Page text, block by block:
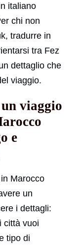
italiano
chi non
tradurre in
tra Fez
dettaglio che
viaggio.
viaggio
e
Marocco
un
i dettagli:
città vuoi
tipo di